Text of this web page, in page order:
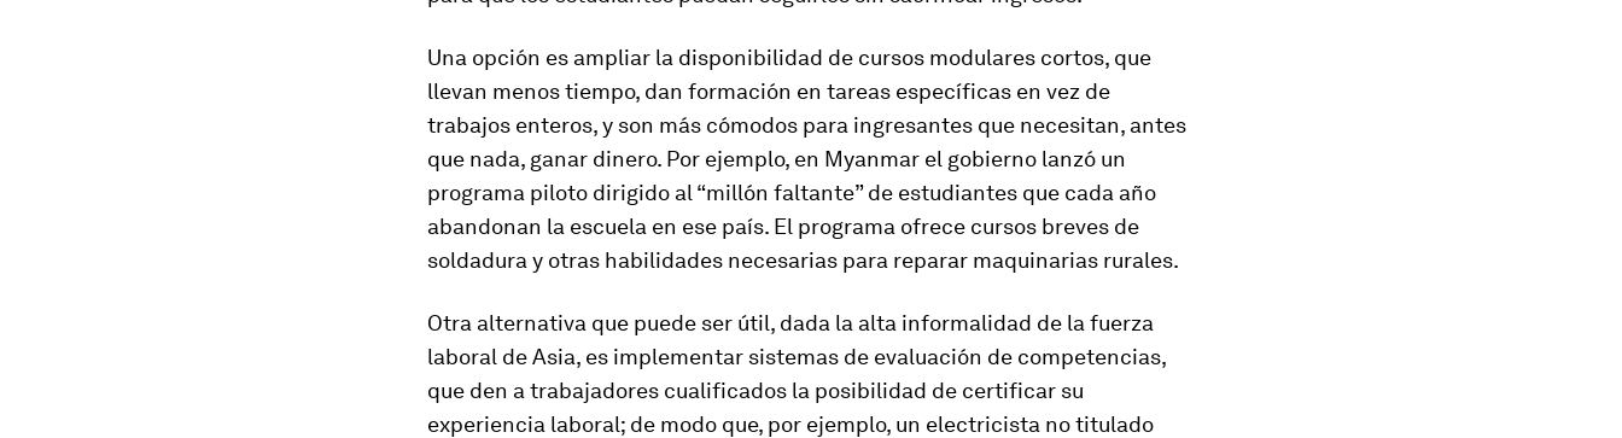
Una opción es ampliar la disponibilidad de cursos modulares cortos, que
llevan menos tiempo, dan formación en tareas específicas en vez de
trabajos enteros, y son más cómodos para ingresantes que necesitan, antes
que nada, ganar dinero. Por ejemplo, en Myanmar el gobierno lanzó un
programa piloto dirigido al “millón faltante” de estudiantes que cada año
abandonan la escuela en ese país. El programa ofrece cursos breves de
soldadura y otras habilidades necesarias para reparar maquinarias rurales.
Otra alternativa que puede ser útil, dada la alta informalidad de la fuerza
laboral de Asia, es implementar sistemas de evaluación de competencias,
que den a trabajadores cualificados la posibilidad de certificar su
experiencia laboral; de modo que, por ejemplo, un electricista no titulado